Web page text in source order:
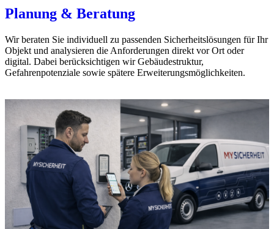
Planung & Beratung
Wir beraten Sie individuell zu passenden Sicherheitslösungen für Ihr
Objekt und analysieren die Anforderungen direkt vor Ort oder
digital. Dabei berücksichtigen wir Gebäudestruktur,
Gefahrenpotenziale sowie spätere Erweiterungsmöglichkeiten.